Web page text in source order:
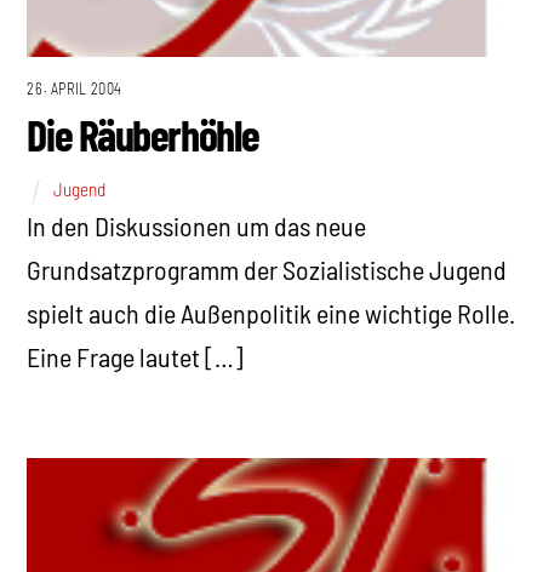
26. APRIL 2004
Die Räuberhöhle
Jugend
In den Diskussionen um das neue
Grundsatzprogramm der Sozialistische Jugend
spielt auch die Außenpolitik eine wichtige Rolle.
Eine Frage lautet […]